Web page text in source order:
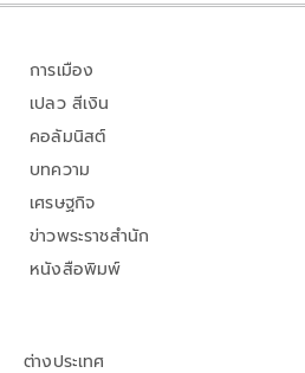
การเมือง
เปลว สีเงิน
คอลัมนิสต์
บทความ
เศรษฐกิจ
ข่าวพระราชสำนัก
หนังสือพิมพ์
ต่างประเทศ